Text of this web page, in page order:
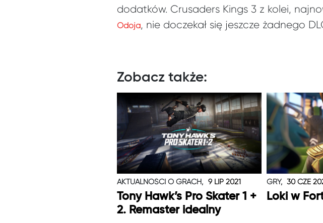
dodatków. Crusaders Kings 3 z kolei,
Odoja, nie doczekał się jeszcze żadnego
Zobacz także:
AKTUALNOŚCI O GRACH, 9 LIP 2021
Tony Hawk’s Pro Skater 1 +
2. Remaster idealny
GRY, 30 CZE
Loki w